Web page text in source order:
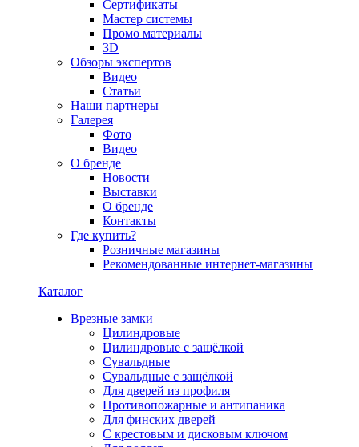
Сертификаты
Мастер системы
Промо материалы
3D
Обзоры экспертов
Видео
Статьи
Наши партнеры
Галерея
Фото
Видео
О бренде
Новости
Выставки
О бренде
Контакты
Где купить?
Розничные магазины
Рекомендованные интернет-магазины
Каталог
Врезные замки
Цилиндровые
Цилиндровые с защёлкой
Сувальдные
Сувальдные с защёлкой
Для дверей из профиля
Противопожарные и антипаника
Для финских дверей
С крестовым и дисковым ключом